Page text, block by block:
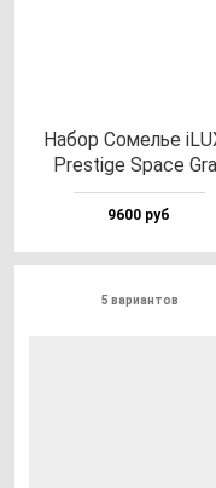
Набор Сомелье
Pres­ti­ge Spa­ce
9600 руб
5 вариантов